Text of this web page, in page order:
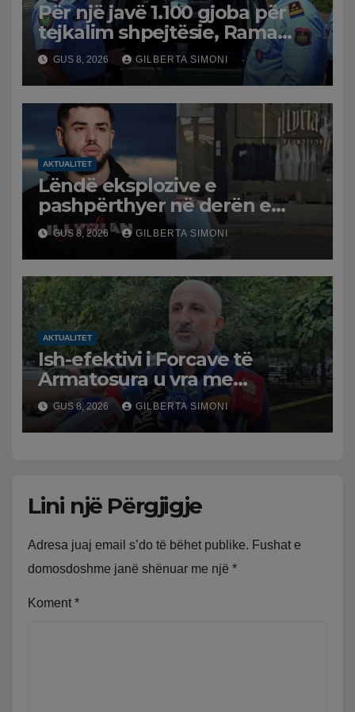
Për një javë 1.100 gjoba për
tejkalim shpejtësie, Rama
publikon videon: Kamerat e
trafikut së shpejti në
funksion
GUS 8, 2026 GILBERTA SIMONI
AKTUALITET
Lëndë eksplozive e
pashpërthyer në derën e
dyqanit të Noizyt në Durrës,
policia nis hetimet për
ngjarjen
GUS 8, 2026 GILBERTA SIMONI
AKTUALITET
Ish-efektivi i Forcave të
Armatosura u vra me
kallashnikov nga shoku i
fëmijërisë, zv. drejtori i
Hetimit: Kishin konflikt të
GUS 8, 2026 GILBERTA SIMONI
Lini një Përgjigje
Adresa juaj email s’do të bëhet publike. Fushat e
domosdoshme janë shënuar me një *
Koment *